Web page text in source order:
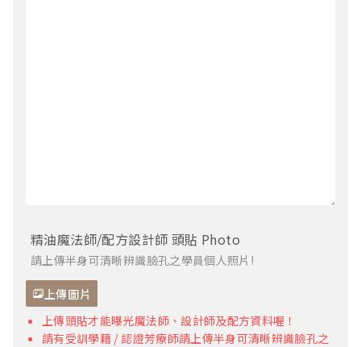
精油魔法師/配方設計師 頭貼 Photo
請上傳半身可清晰辨識臉孔之學員個人照片!
上傳圖片
上傳頭貼才能曝光魔法師、設計師及配方資料喔！
請有受訓學籍 / 認證芳療師請上傳半身可清晰辨識臉孔之